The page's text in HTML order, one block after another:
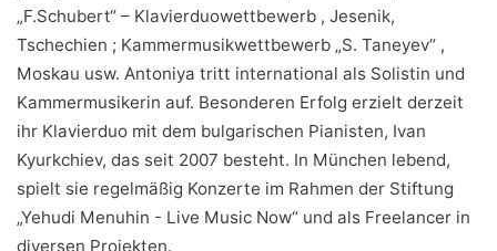
„F.Schubert“ – Klavierduowettbewerb , Jesenik,
Tschechien ; Kammermusikwettbewerb „S. Taneyev“ ,
Moskau usw. Antoniya tritt international als Solistin und
Kammermusikerin auf. Besonderen Erfolg erzielt derzeit
ihr Klavierduo mit dem bulgarischen Pianisten, Ivan
Kyurkchiev, das seit 2007 besteht. In München lebend,
spielt sie regelmäßig Konzerte im Rahmen der Stiftung
„Yehudi Menuhin - Live Music Now“ und als Freelancer in
diversen Projekten.